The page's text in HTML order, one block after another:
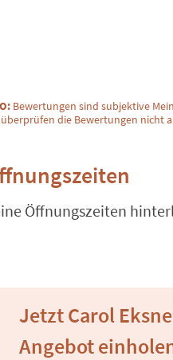
Bewertungen sind subjektive
die Bewertungen nicht
Öffnungszeiten
Jetzt Carol
Angebot